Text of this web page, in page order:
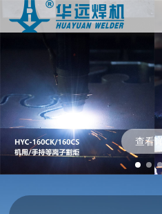
查看详